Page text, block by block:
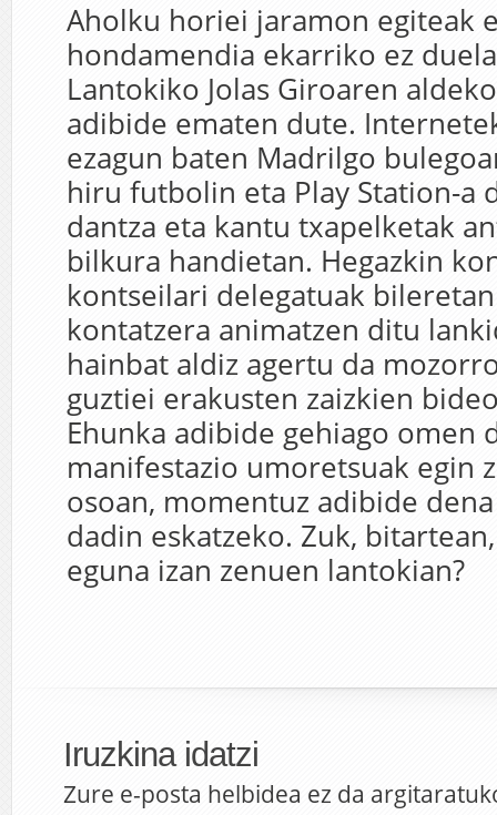
Aholku horiei jaramon egiteak
hondamendia ekarriko ez
Lantokiko Jolas Giroaren
adibide ematen dute.
ezagun baten Madrilgo
hiru futbolin eta Play Station-a
dantza eta kantu txapelketak
bilkura handietan. Hegazkin
kontseilari delegatuak
kontatzera animatzen ditu
hainbat aldiz agertu da
guztiei erakusten zaizkien
Ehunka adibide gehiago omen
manifestazio umoretsuak egin
osoan, momentuz adibide
dadin eskatzeko. Zuk,
eguna izan zenuen lantokian?
Iruzkina idatzi
Zure e-posta helbidea ez da